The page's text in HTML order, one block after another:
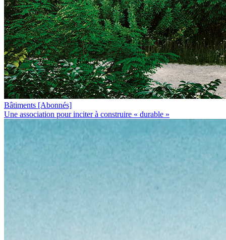
Bâtiments [Abonnés]
Une association pour inciter à construire « durable »